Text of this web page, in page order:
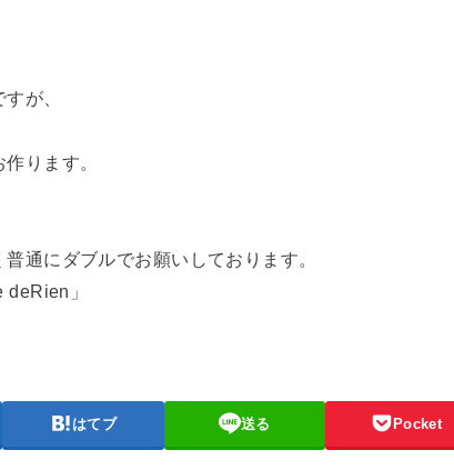
が、
ります。
通にダブルでお願いしております。
」
はてブ 送る Pocket